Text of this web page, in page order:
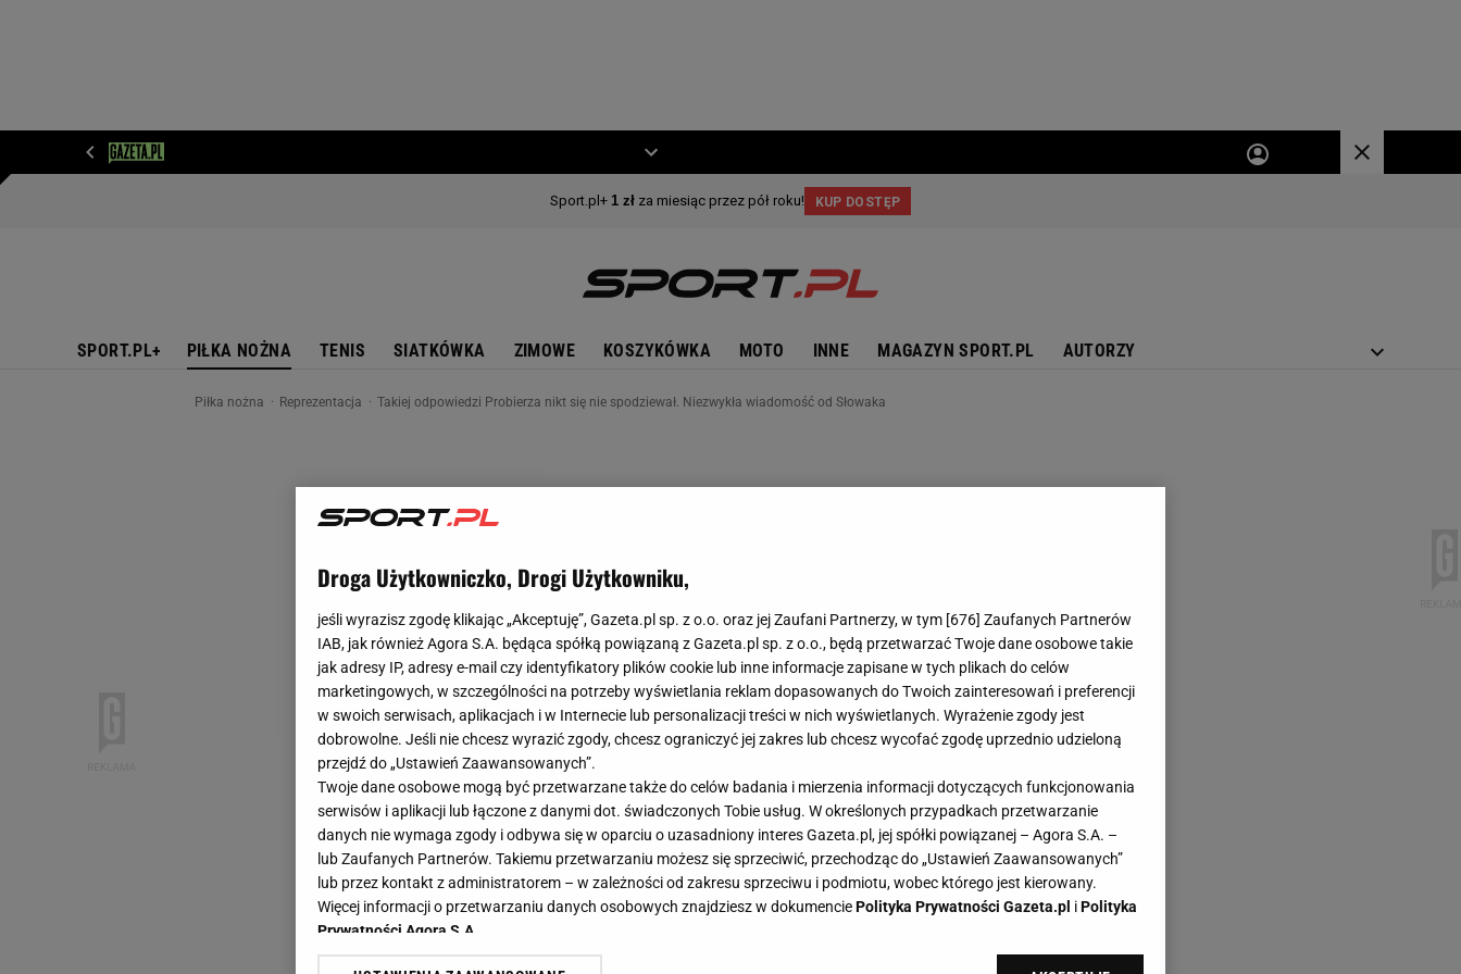
SPORT.PL+ PIŁKA NOŻNA TENIS SIATKÓWKA ZIMOWE KOSZYKÓWKA MOTO INNE MAGAZYN SPORT.PL AUTORZY
Piłka nożna Reprezentacja Takiej odpowiedzi Probierza nikt się nie spodziewał. Niezwykła wiadomość od Słowaka
Droga Użytkowniczko, Drogi Użytkowniku,
jeśli wyrazisz zgodę klikając „Akceptuję”, Gazeta.pl sp. z o.o. oraz jej Zaufani Partnerzy, w tym [676] Zaufanych Partnerów
IAB, jak również Agora S.A. będąca spółką powiązaną z Gazeta.pl sp. z o.o., będą przetwarzać Twoje dane osobowe takie
jak adresy IP, adresy e-mail czy identyfikatory plików cookie lub inne informacje zapisane w tych plikach do celów
marketingowych, w szczególności na potrzeby wyświetlania reklam dopasowanych do Twoich zainteresowań i preferencji
w swoich serwisach, aplikacjach i w Internecie lub personalizacji treści w nich wyświetlanych. Wyrażenie zgody jest
dobrowolne. Jeśli nie chcesz wyrazić zgody, chcesz ograniczyć jej zakres lub chcesz wycofać zgodę uprzednio udzieloną
przejdź do „Ustawień Zaawansowanych”.
Twoje dane osobowe mogą być przetwarzane także do celów badania i mierzenia informacji dotyczących funkcjonowania
serwisów i aplikacji lub łączone z danymi dot. świadczonych Tobie usług. W określonych przypadkach przetwarzanie
danych nie wymaga zgody i odbywa się w oparciu o uzasadniony interes Gazeta.pl, jej spółki powiązanej – Agora S.A. –
lub Zaufanych Partnerów. Takiemu przetwarzaniu możesz się sprzeciwić, przechodząc do „Ustawień Zaawansowanych”
lub przez kontakt z administratorem – w zależności od zakresu sprzeciwu i podmiotu, wobec którego jest kierowany.
Więcej informacji o przetwarzaniu danych osobowych znajdziesz w dokumenciePolityka Prywatności Gazeta.pl iPolityka
Prywatności Agora S.A.